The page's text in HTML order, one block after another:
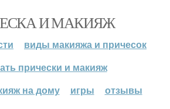
И МАКИЯЖ
виды макияжа и причесок
прически и макияж
на дому
игры отзывы